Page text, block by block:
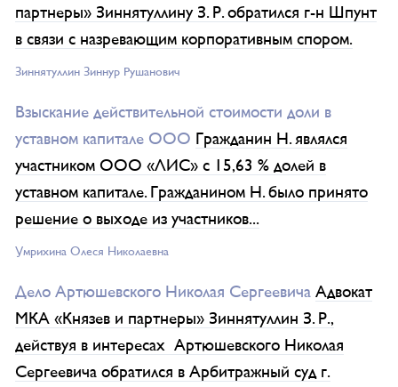
партнеры» Зиннятуллину З. Р. обратился г-н Шпунт
в связи с назревающим корпоративным спором.
Зиннятуллин Зиннур Рушанович
Взыскание действительной стоимости доли в
уставном капитале ООО Гражданин Н. являлся
участником ООО «ЛИС» с 15,63 % долей в
уставном капитале. Гражданином Н. было принято
решение о выходе из участников...
Умрихина Олеся Николаевна
Дело Артюшевского Николая Сергеевича Адвокат
МКА «Князев и партнеры» Зиннятуллин З. Р.,
действуя в интересах Артюшевского Николая
Сергеевича обратился в Арбитражный суд г.